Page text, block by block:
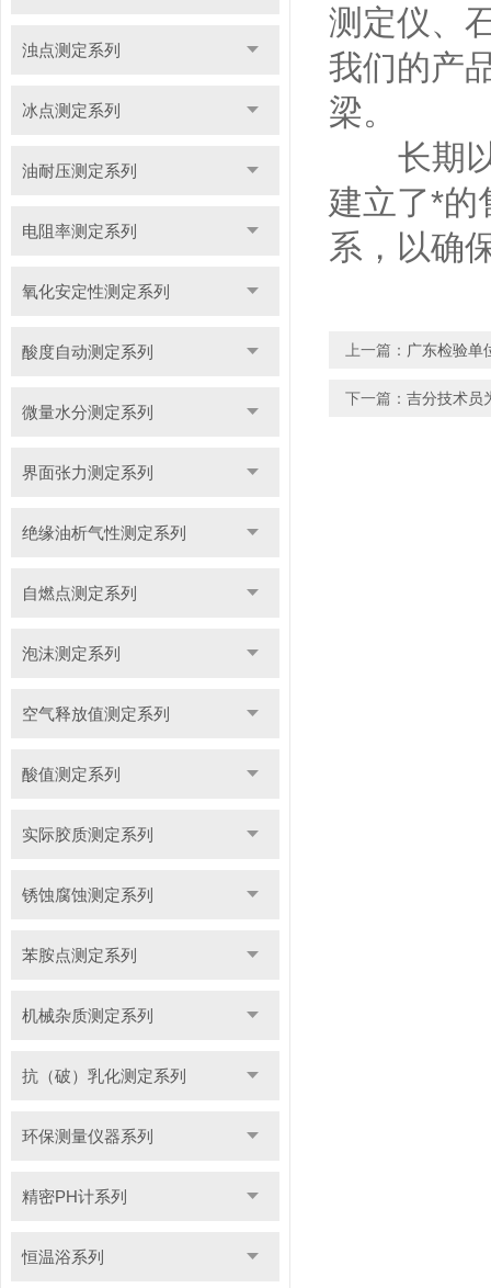
浊点测定系列
冰点测定系列
油耐压测定系列
电阻率测定系列
氧化安定性测定系列
酸度自动测定系列
微量水分测定系列
界面张力测定系列
绝缘油析气性测定系列
自燃点测定系列
泡沫测定系列
空气释放值测定系列
酸值测定系列
实际胶质测定系列
锈蚀腐蚀测定系列
苯胺点测定系列
机械杂质测定系列
抗（破）乳化测定系列
环保测量仪器系列
精密PH计系列
恒温浴系列
测定仪、
我们的产
梁。
长期以
建立了*的
系，以确
上一篇： 广东检验单
下一篇： 吉分技术员